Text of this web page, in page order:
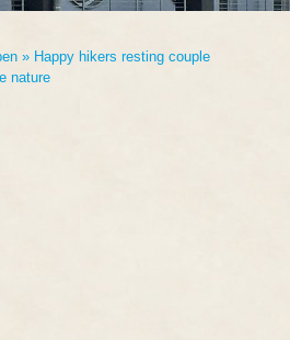
» Happy hikers resting couple
nature